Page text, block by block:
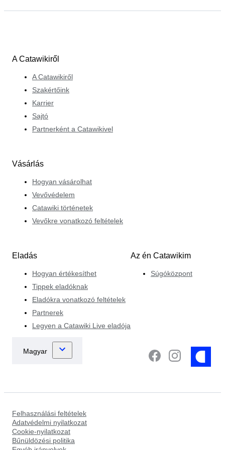
A Catawikiről
A Catawikiről
Szakértőink
Karrier
Sajtó
Partnerként a Catawikivel
Vásárlás
Hogyan vásárolhat
Vevővédelem
Catawiki történetek
Vevőkre vonatkozó feltételek
Eladás
Hogyan értékesíthet
Tippek eladóknak
Eladókra vonatkozó feltételek
Partnerek
Legyen a Catawiki Live eladója
Az én Catawikim
Súgóközpont
Felhasználási feltételek
Adatvédelmi nyilatkozat
Cookie-nyilatkozat
Bűnüldözési politika